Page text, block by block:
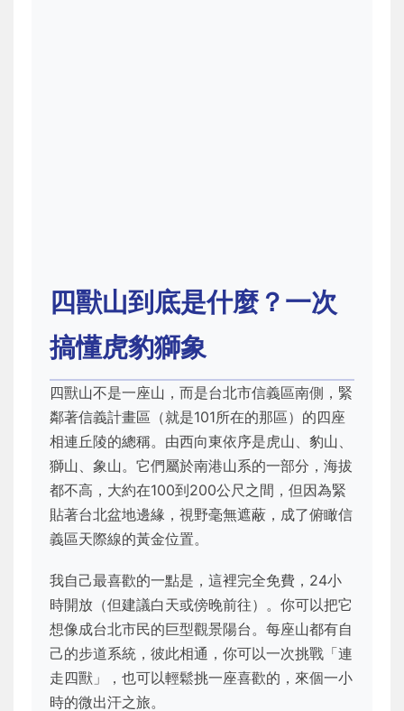
四獸山到底是什麼？一次
搞懂虎豹獅象
四獸山不是一座山，而是台北市信義區南側，緊
鄰著信義計畫區（就是101所在的那區）的四座
相連丘陵的總稱。由西向東依序是虎山、豹山、
獅山、象山。它們屬於南港山系的一部分，海拔
都不高，大約在100到200公尺之間，但因為緊
貼著台北盆地邊緣，視野毫無遮蔽，成了俯瞰信
義區天際線的黃金位置。
我自己最喜歡的一點是，這裡完全免費，24小
時開放（但建議白天或傍晚前往）。你可以把它
想像成台北市民的巨型觀景陽台。每座山都有自
己的步道系統，彼此相通，你可以一次挑戰「連
走四獸」，也可以輕鬆挑一座喜歡的，來個一小
時的微出汗之旅。